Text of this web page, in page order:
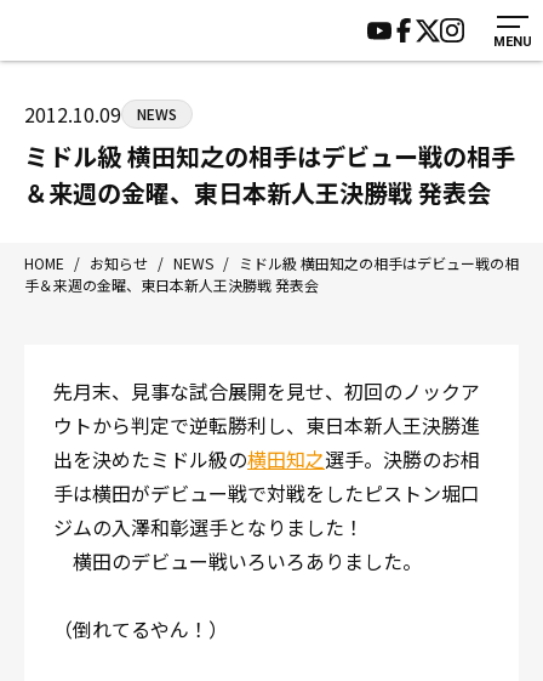
MENU
〒192-0072 東京都八王子市南町3-8 第2原嶋ビル1F
Tel/Fax：042-622-7222
営業時間：月〜土 14:00〜22:00 / 日・祝 14:00〜19:00
HOME
ジムについて
トレーニング
アマ・スパー各大会・キッズ
入会案内
見学・1日体験
施設紹介
会員様の声
よくあるご質問
サポーター募集
お問い合わせ
2012.10.09 NEWS
ミドル級 横田知之の相手はデビュー戦の相手
＆来週の金曜、東日本新人王決勝戦 発表会
HOME / お知らせ / NEWS / ミドル級 横田知之の相手はデビュー戦の相
手＆来週の金曜、東日本新人王決勝戦 発表会
先月末、見事な試合展開を見せ、初回のノックア
ウトから判定で逆転勝利し、東日本新人王決勝進
出を決めたミドル級の横田知之選手。決勝のお相
手は横田がデビュー戦で対戦をしたピストン堀口
ジムの入澤和彰選手となりました！
横田のデビュー戦いろいろありました。
（倒れてるやん！）